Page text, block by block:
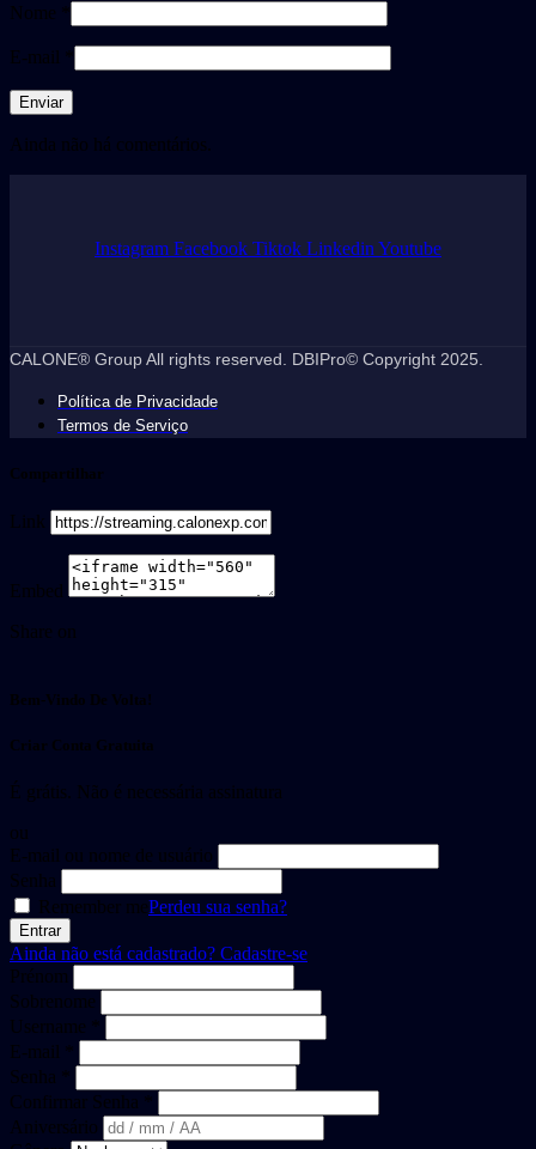
Nome *
E-mail *
Ainda não há comentários.
Instagram Facebook Tiktok Linkedin Youtube
CALONE® Group All rights reserved. DBIPro© Copyright 2025.
Política de Privacidade
Termos de Serviço
Compartilhar
Link
Embed
Share on
Bem-Vindo De Volta!
Criar Conta Gratuita
É grátis. Não é necessária assinatura
ou
E-mail ou nome de usuário
Senha
Remember mePerdeu sua senha?
Ainda não está cadastrado? Cadastre-se
Prénom
Sobrenome
Username *
E-mail *
Senha *
Confirmar Senha *
Aniversário